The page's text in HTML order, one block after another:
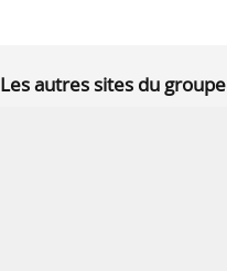
Les autres sites du groupe